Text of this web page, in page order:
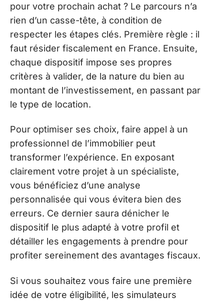
pour votre prochain achat ? Le parcours n’a
rien d’un casse-tête, à condition de
respecter les étapes clés. Première règle : il
faut résider fiscalement en France. Ensuite,
chaque dispositif impose ses propres
critères à valider, de la nature du bien au
montant de l’investissement, en passant par
le type de location.
Pour optimiser ses choix, faire appel à un
professionnel de l’immobilier peut
transformer l’expérience. En exposant
clairement votre projet à un spécialiste,
vous bénéficiez d’une analyse
personnalisée qui vous évitera bien des
erreurs. Ce dernier saura dénicher le
dispositif le plus adapté à votre profil et
détailler les engagements à prendre pour
profiter sereinement des avantages fiscaux.
Si vous souhaitez vous faire une première
idée de votre éligibilité, les simulateurs